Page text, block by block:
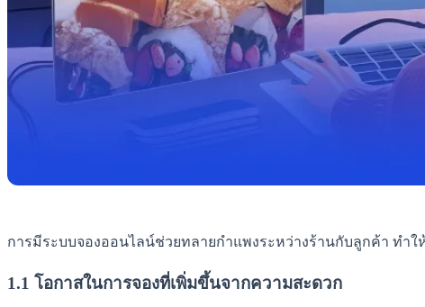
การมีระบบจองออนไลน์ช่วยทลายกำแพงระหว่างร้านกับลูกค้า ทำ
1.1 โอกาสในการจองที่เพิ่มขึ้นจากความสะดวก